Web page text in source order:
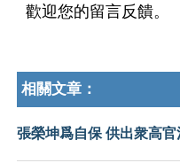
歡迎您的留言反饋。
相關文章：
張榮坤爲自保 供出衆高